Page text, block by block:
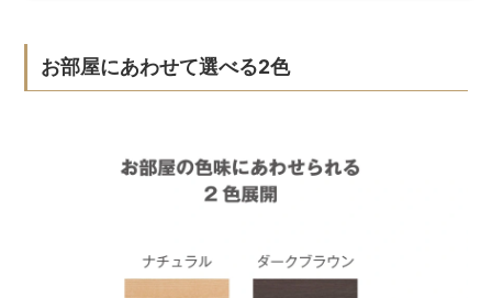
お部屋にあわせて選べる2色